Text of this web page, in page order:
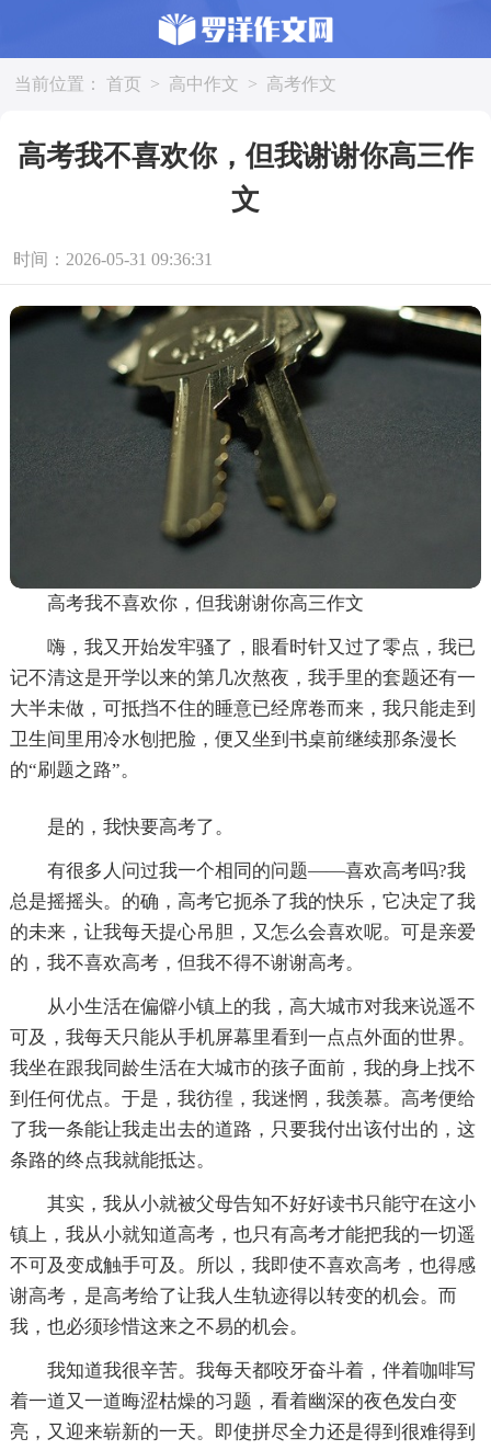
当前位置： 首页 > 高中作文 > 高考作文
高考我不喜欢你，但我谢谢你高三作
文
时间：2026-05-31 09:36:31
高考我不喜欢你，但我谢谢你高三作文
嗨，我又开始发牢骚了，眼看时针又过了零点，我已
记不清这是开学以来的第几次熬夜，我手里的套题还有一
大半未做，可抵挡不住的睡意已经席卷而来，我只能走到
卫生间里用冷水刨把脸，便又坐到书桌前继续那条漫长
的“刷题之路”。
是的，我快要高考了。
有很多人问过我一个相同的问题——喜欢高考吗?我
总是摇摇头。的确，高考它扼杀了我的快乐，它决定了我
的未来，让我每天提心吊胆，又怎么会喜欢呢。可是亲爱
的，我不喜欢高考，但我不得不谢谢高考。
从小生活在偏僻小镇上的我，高大城市对我来说遥不
可及，我每天只能从手机屏幕里看到一点点外面的世界。
我坐在跟我同龄生活在大城市的孩子面前，我的身上找不
到任何优点。于是，我彷徨，我迷惘，我羡慕。高考便给
了我一条能让我走出去的道路，只要我付出该付出的，这
条路的终点我就能抵达。
其实，我从小就被父母告知不好好读书只能守在这小
镇上，我从小就知道高考，也只有高考才能把我的一切遥
不可及变成触手可及。所以，我即使不喜欢高考，也得感
谢高考，是高考给了让我人生轨迹得以转变的机会。而
我，也必须珍惜这来之不易的机会。
我知道我很辛苦。我每天都咬牙奋斗着，伴着咖啡写
着一道又一道晦涩枯燥的习题，看着幽深的夜色发白变
亮，又迎来崭新的一天。即使拼尽全力还是得到很难得到